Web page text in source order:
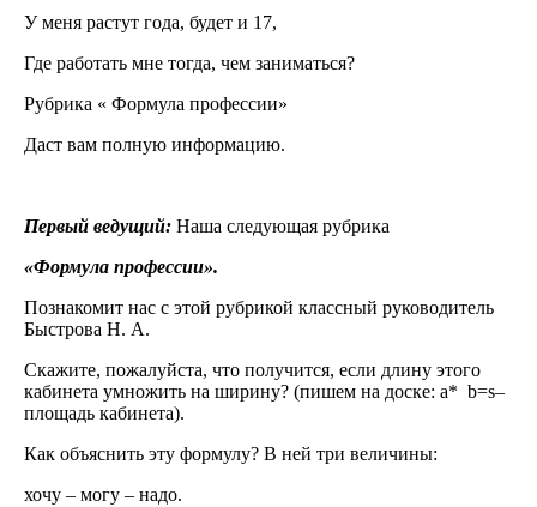
У меня растут года, будет и 17,
Где работать мне тогда, чем заниматься?
Рубрика « Формула профессии»
Даст вам полную информацию.
Первый ведущий: Наша следующая рубрика
«Формула профессии».
Познакомит нас с этой рубрикой классный руководитель
Быстрова Н. А.
Скажите, пожалуйста, что получится, если длину этого
кабинета умножить на ширину? (пишем на доске: a* b=s–
площадь кабинета).
Как объяснить эту формулу? В ней три величины:
хочу – могу – надо.